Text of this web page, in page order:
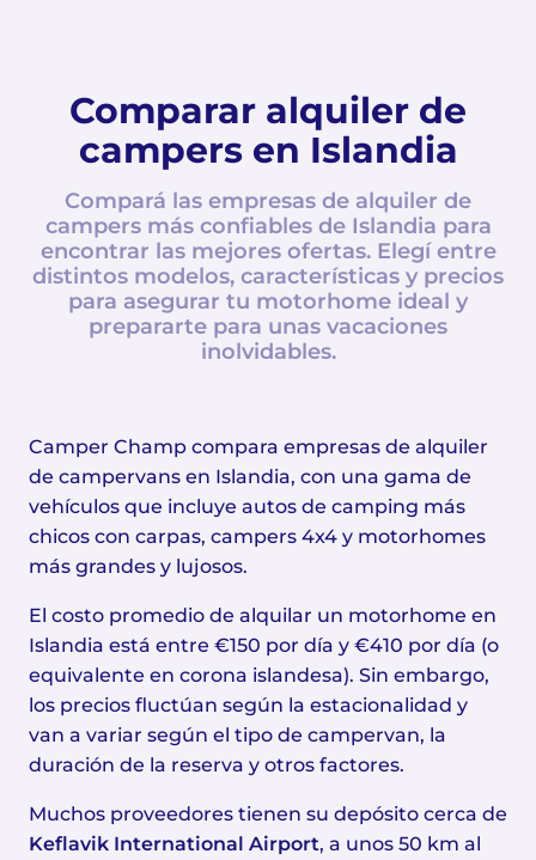
Comparar alquiler de
campers en Islandia
Compará las empresas de alquiler de
campers más confiables de Islandia para
encontrar las mejores ofertas. Elegí entre
distintos modelos, características y precios
para asegurar tu motorhome ideal y
prepararte para unas vacaciones
inolvidables.
Camper Champ compara empresas de alquiler
de campervans en Islandia, con una gama de
vehículos que incluye autos de camping más
chicos con carpas, campers 4x4 y motorhomes
más grandes y lujosos.
El costo promedio de alquilar un motorhome en
Islandia está entre €150 por día y €410 por día (o
equivalente en corona islandesa). Sin embargo,
los precios fluctúan según la estacionalidad y
van a variar según el tipo de campervan, la
duración de la reserva y otros factores.
Muchos proveedores tienen su depósito cerca de
Keflavik International Airport, a unos 50 km al